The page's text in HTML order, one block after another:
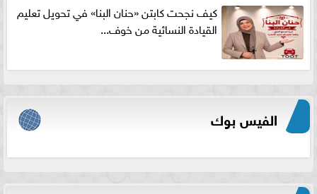
كيف نجحت كابتن «حنان البنا» في تحويل تعليم
القيادة النسائية من خوف...
الفيس بوك